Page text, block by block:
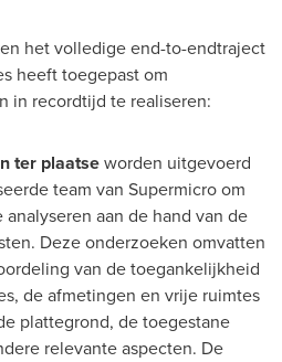
het volledige end-to-endtraject
heeft toegepast om
in recordtijd te realiseren:
ter plaatseworden uitgevoerd
team van Supermicro om
aan de hand van de
Deze onderzoeken omvatten
van de toegankelijkheid
de afmetingen en vrije ruimtes
plattegrond, de toegestane
relevante aspecten. De